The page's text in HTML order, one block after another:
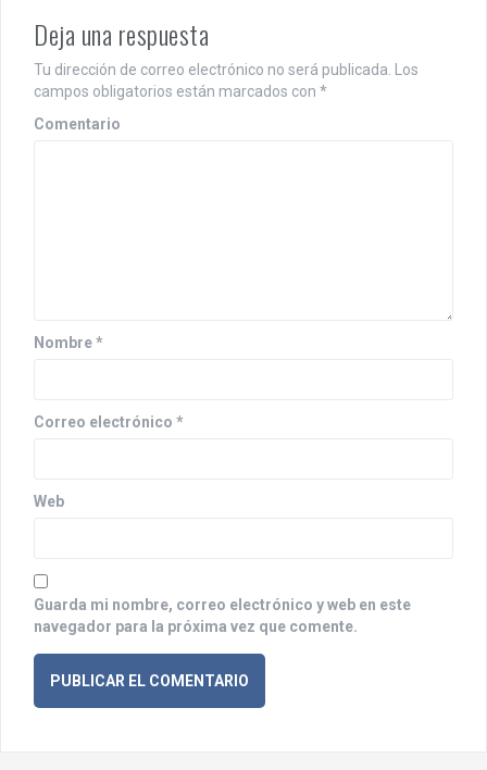
g
a
c
i
e
t
a
d
s
Deja una respuesta
Tu dirección de correo electrónico no será publicada.
Los
campos obligatorios están marcados con *
Comentario
Nombre*
Correo electrónico *
Web
Guarda mi nombre, correo electrónico y web en este
navegador para la próxima vez que comente.